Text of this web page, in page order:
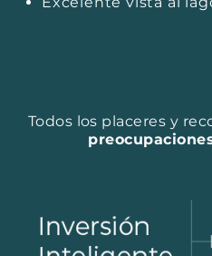
Todos los placeres y